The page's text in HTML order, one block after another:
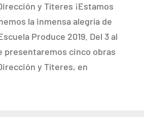
y Títeres ¡Estamos
la inmensa alegría de
Produce 2019. Del 3 al
presentaremos cinco obras
y Títeres, en